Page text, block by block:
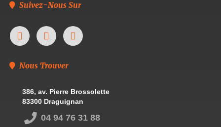
Suivez-Nous Sur
Nous Trouver
386, av. Pierre Brossolette
83300 Draguignan
04 94 76 31 88